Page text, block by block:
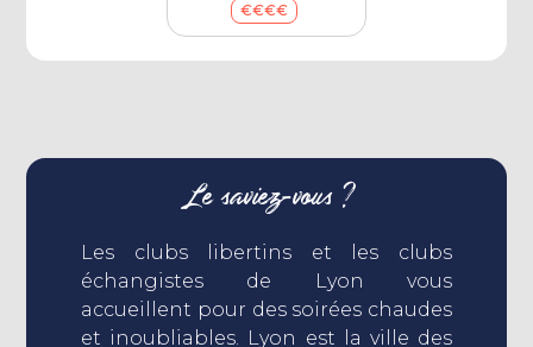
€€€€
Le saviez-vous ?
Les clubs libertins et les clubs
échangistes de Lyon vous
accueillent pour des soirées chaudes
et inoubliables. Lyon est la ville des